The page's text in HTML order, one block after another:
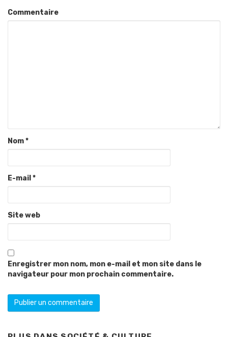
Commentaire
Nom*
E-mail *
Site web
Enregistrer mon nom, mon e-mail et mon site dans le
navigateur pour mon prochain commentaire.